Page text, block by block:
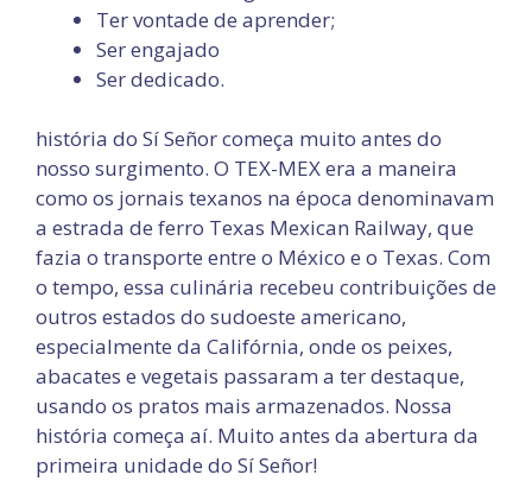
Ter vontade de aprender;
Ser engajado
Ser dedicado.
história do Sí Señor começa muito antes do
nosso surgimento. O TEX-MEX era a maneira
como os jornais texanos na época denominavam
a estrada de ferro Texas Mexican Railway, que
fazia o transporte entre o México e o Texas. Com
o tempo, essa culinária recebeu contribuições de
outros estados do sudoeste americano,
especialmente da Califórnia, onde os peixes,
abacates e vegetais passaram a ter destaque,
usando os pratos mais armazenados. Nossa
história começa aí. Muito antes da abertura da
primeira unidade do Sí Señor!